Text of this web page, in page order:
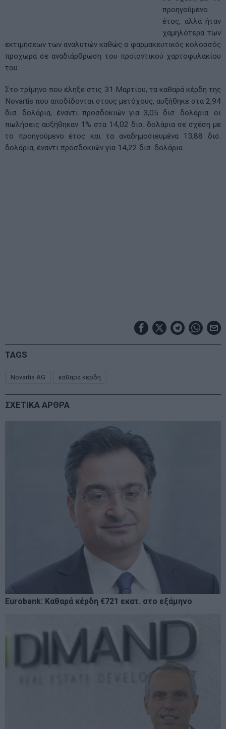
προηγούμενο
έτος, αλλά ήταν
χαμηλότερα των
εκτιμήσεων των αναλυτών καθώς ο φαρμακευτικός κολοσσός
προχωρά σε αναδιάρθρωση του προϊοντικού χαρτοφυλακίου
του.
Στο τρίμηνο που έληξε στις 31 Μαρτίου, τα καθαρά κέρδη της
Novartis που αποδίδονται στους μετόχους, αυξήθηκε στα 2,94
δισ. δολάρια, έναντι προσδοκιών για 3,05 δισ. δολάρια. οι
πωλήσεις αυξήθηκαν 1% στα 14,02 δισ. δολάρια σε σχέση με
το προηγούμενο έτος και τα αναδημοσιευμένα 13,88 δισ.
δολάρια, έναντι προσδοκιών για 14,22 δισ. δολάρια.
TAGS
Novartis AG καθαρα κερδη
ΣΧΕΤΙΚΑ ΑΡΘΡΑ
Eurobank: Καθαρά κέρδη €721 εκατ. στο εξάμηνο